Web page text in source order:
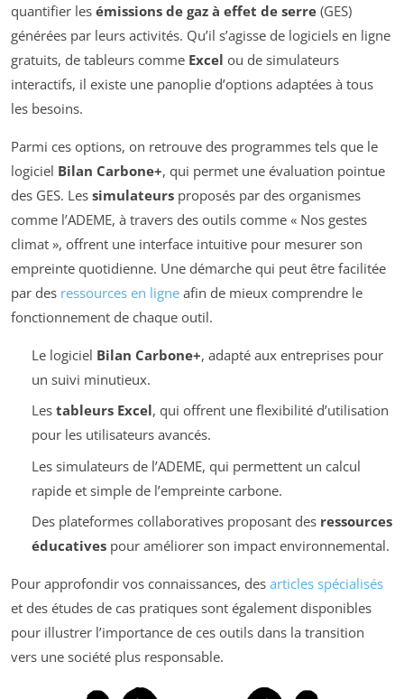
quantifier les émissions de gaz à effet de serre (GES)
générées par leurs activités. Qu’il s’agisse de logiciels en ligne
gratuits, de tableurs comme Excel ou de simulateurs
interactifs, il existe une panoplie d’options adaptées à tous
les besoins.
Parmi ces options, on retrouve des programmes tels que le
logiciel Bilan Carbone+, qui permet une évaluation pointue
des GES. Les simulateurs proposés par des organismes
comme l’ADEME, à travers des outils comme « Nos gestes
climat », offrent une interface intuitive pour mesurer son
empreinte quotidienne. Une démarche qui peut être facilitée
par des ressources en ligne afin de mieux comprendre le
fonctionnement de chaque outil.
Le logiciel Bilan Carbone+, adapté aux entreprises pour
un suivi minutieux.
Les tableurs Excel, qui offrent une flexibilité d’utilisation
pour les utilisateurs avancés.
Les simulateurs de l’ADEME, qui permettent un calcul
rapide et simple de l’empreinte carbone.
Des plateformes collaboratives proposant des ressources
éducativespour améliorer son impact environnemental.
Pour approfondir vos connaissances, des articles spécialisés
et des études de cas pratiques sont également disponibles
pour illustrer l’importance de ces outils dans la transition
vers une société plus responsable.